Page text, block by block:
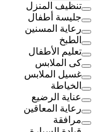
تنظيف المنزل
جليسة أطفال
رعاية المسنين
الطبخ
تعليم الأطفال
كى الملابس
غسيل الملابس
الخياطة
عناية الرضيع
رعاية المعاقين
مرافقة